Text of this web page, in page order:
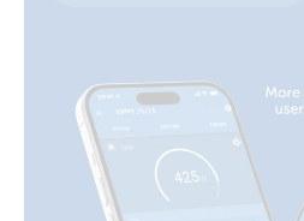
Inverter 24V 5000VA Smart
Inverter 24V 5000VA Smart
Inverter 24V 5000VA Smart